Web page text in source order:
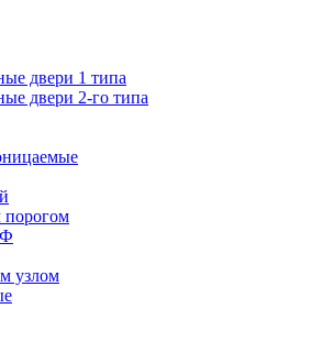
двери 1 типа
двери 2-го типа
узлом